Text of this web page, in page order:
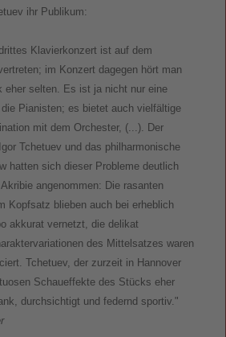
ihr Publikum:
Klavierkonzert ist auf dem
im Konzert dagegen hört man
eher selten. Es ist ja nicht nur eine
die Pianisten; es bietet auch vielfältige
mit dem Orchester, (...). Der
Tchetuev und das philharmonische
hatten sich dieser Probleme deutlich
angenommen: Die rasanten
Kopfsatz blieben auch bei erheblich
akkurat vernetzt, die delikat
des Mittelsatzes waren
Tchetuev, der zurzeit in Hannover
Schaueffekte des Stücks eher
durchsichtigt und federnd sportiv."